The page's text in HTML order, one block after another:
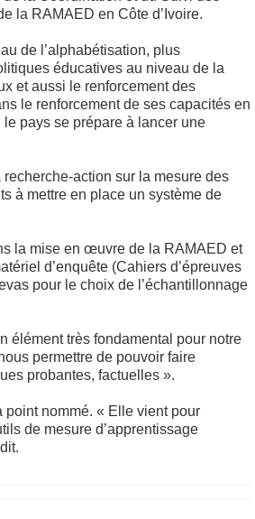
la RAMAED en Côte d’Ivoire.
de l’alphabétisation, plus
éducatives au niveau de la
et aussi le renforcement des
le renforcement de ses capacités en
pays se prépare à lancer une
action sur la mesure des
à mettre en place un système de
la mise en œuvre de la RAMAED et
d’enquête (Cahiers d’épreuves
pour le choix de l’échantillonnage
élément très fondamental pour notre
permettre de pouvoir faire
probantes, factuelles ».
point nommé. « Elle vient pour
de mesure d’apprentissage